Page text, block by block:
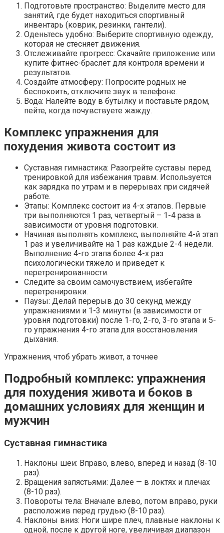
Подготовьте пространство: Выделите место для
занятий, где будет находиться спортивный
инвентарь (коврик, резинки, гантели).
Оденьтесь удобно: Выберите спортивную одежду,
которая не стесняет движения.
Отслеживайте прогресс: Скачайте приложение или
купите фитнес-браслет для контроля времени и
результатов.
Создайте атмосферу: Попросите родных не
беспокоить, отключите звук в телефоне.
Вода: Налейте воду в бутылку и поставьте рядом,
пейте, когда почувствуете жажду.
Комплекс упражнения для
похудения живота состоит из
Суставная гимнастика: Разогрейте суставы перед
тренировкой для избежания травм. Используется
как зарядка по утрам и в перерывах при сидячей
работе.
Этапы: Комплекс состоит из 4-х этапов. Первые
три выполняются 1 раз, четвертый – 1-4 раза в
зависимости от уровня подготовки.
Начиная выполнять комплекс, выполняйте 4-й этап
1 раз и увеличивайте на 1 раз каждые 2-4 недели.
Выполнение 4-го этапа более 4-х раз
психологически тяжело и приведет к
перетренированности.
Следите за своим самочувствием, избегайте
перетренировки.
Паузы: Делай перерыв до 30 секунд между
упражнениями и 1-3 минуты (в зависимости от
уровня подготовки) после 1-го, 2-го, 3-го этапа и 5-
го упражнения 4-го этапа для восстановления
дыхания.
Упражнения, чтоб убрать живот, а точнее
Подробный комплекс: упражнения
для похудения живота и боков в
домашних условиях для женщин и
мужчин
Суставная гимнастика
Наклоны шеи: Вправо, влево, вперед и назад (8-10
раз).
Вращения запястьями: Далее — в локтях и плечах
(8-10 раз).
Повороты тела: Вначале влево, потом вправо, руки
расположив перед грудью (8-10 раз).
Наклоны вниз: Ноги шире плеч, плавные наклоны к
одной, после к другой ноге, увеличивая диапазон
"Потеряли стыд в погоне за "Диором":